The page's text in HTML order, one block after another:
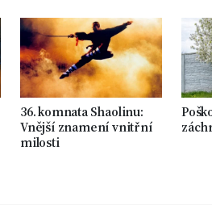
36. komnata Shaolinu:
Vnější znamení vnitřní
milosti